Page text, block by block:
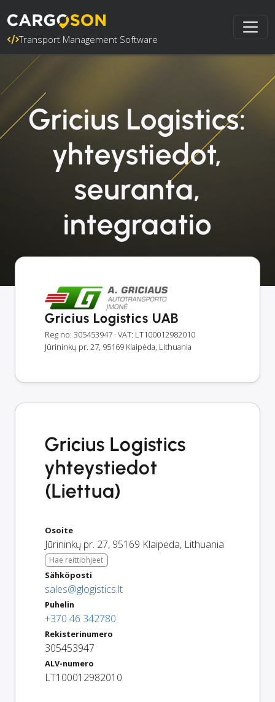
Transport Management Software
Gricius Logistics:
yhteystiedot,
seuranta,
integraatio
Gricius Logistics UAB
Reg no: 305453947 · VAT: LT100012982010
Jūrininkų pr. 27, 95169 Klaipėda, Lithuania
Gricius Logistics
yhteystiedot
(Liettua)
Osoite
Jūrininkų pr. 27, 95169 Klaipėda, Lithuania
Hae reittiohjeet
Sähköposti
sales@glogistics.lt
Puhelin
+370 46 342780
Rekisterinumero
305453947
ALV-numero
LT100012982010